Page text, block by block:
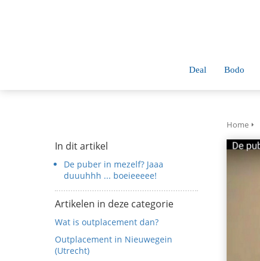
Deal Bodo
In dit artikel
De puber in mezelf? Jaaa
duuuhhh ... boeieeeee!
Artikelen in deze categorie
Wat is outplacement dan?
Outplacement in Nieuwegein
(Utrecht)
Home
bezoekers te
tonen
op het